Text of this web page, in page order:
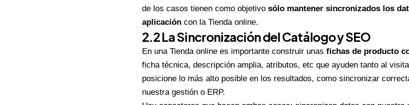
de los casos tienen como objetivo sólo mantener sincronizados los
aplicación con la Tienda online.
2.2 La Sincronización del Catálogo y SEO
En una Tienda online es importante construir unas fichas de producto
ficha técnica, descripción amplia, atributos, etc que ayuden tanto al
posicione lo más alto posible en los resultados, como sincronizar
nuestra gestión o ERP.